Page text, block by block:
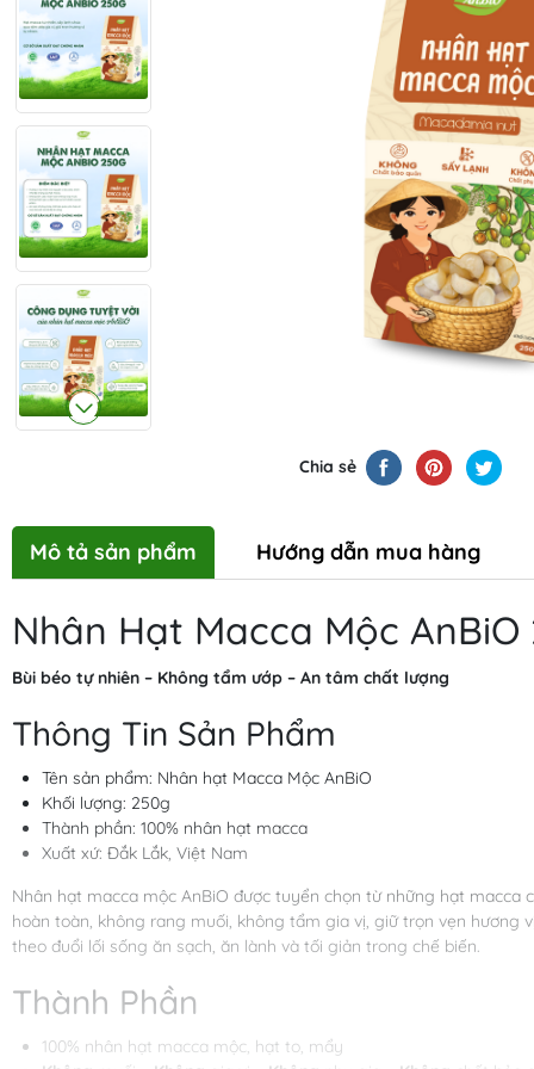
Chia sẻ
Mô tả sản phẩm Hướng dẫn mua hàng
Nhân Hạt Macca Mộc AnBiO
Bùi béo tự nhiên – Không tẩm ướp – An tâm chất lượng
Thông Tin Sản Phẩm
Tên sản phẩm: Nhân hạt Macca Mộc AnBiO
Khối lượng: 250g
Thành phần: 100% nhân hạt macca
Xuất xứ: Đắk Lắk, Việt Nam
Nhân hạt macca mộc AnBiO được tuyển chọn từ những hạt
hoàn toàn, không rang muối, không tẩm gia vị, giữ trọn vẹn
theo đuổi lối sống ăn sạch, ăn lành và tối giản trong chế biến.
Thành Phần
100% nhân hạt macca mộc, hạt to, mẩy